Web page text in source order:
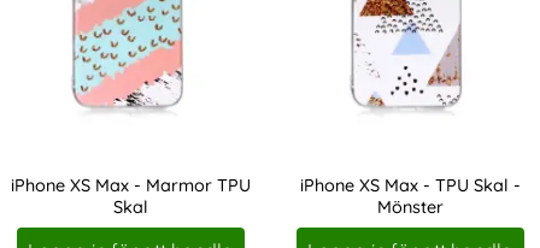
iPhone XS Max - Marmor TPU
Skal
Art. nr 3585
iPhone XS Max - TPU Skal -
Mönster
Art. nr 3586